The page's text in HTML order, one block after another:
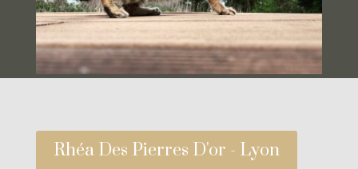
Rhéa Des Pierres D'or - Lyon